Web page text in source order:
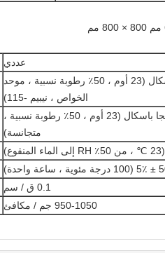
عددي
28 ميجا باسكال (23 أوم ، 50٪ رطوبة نسبية ، موحد
الخواص ، نيبيم -115)
630 ميجا باسكال (23 أوم ، 50٪ رطوبة نسبية ،
متجانسة)
، ساعة واحدة)
0.1 ق / سم
950-1050 جم / مكافئ